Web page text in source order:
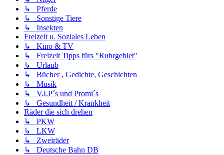
↳ Pferde
↳ Sonstige Tiere
↳ Insekten
Freizeit u. Soziales Leben
↳ Kino & TV
↳ Freizeit Tipps fürs "Ruhrgebiet"
↳ Urlaub
↳ Bücher , Gedichte, Geschichten
↳ Musik
↳ V.I.P´s und Promi´s
↳ Gesundheit / Krankheit
Räder die sich drehen
↳ PKW
↳ LKW
↳ Zweiräder
↳ Deutsche Bahn DB